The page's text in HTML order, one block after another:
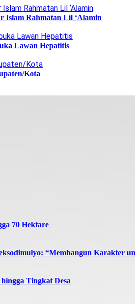
Islam Rahmatan Lil ‘Alamin
Lawan Hepatitis
Kota
70 Hektare
“Membangun Karakter
Tingkat Desa